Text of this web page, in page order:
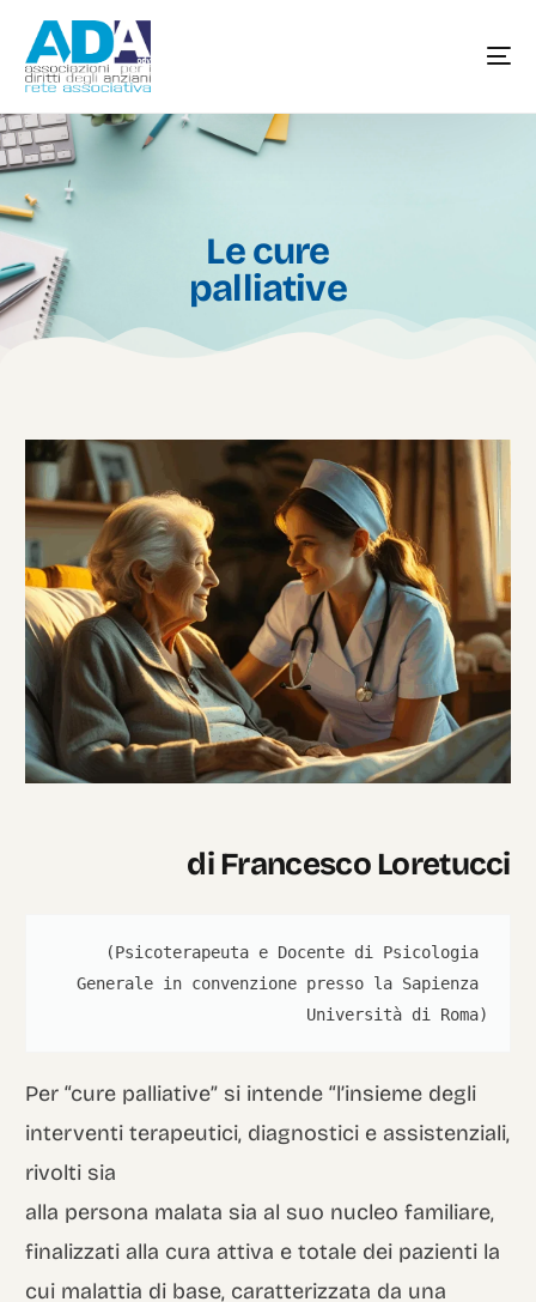
Le cure
palliative
di Francesco Loretucci
(Psicoterapeuta e Docente di Psicologia
Generale in convenzione presso la Sapienza
Università di Roma)
Per “cure palliative” si intende “l’insieme degli
interventi terapeutici, diagnostici e assistenziali,
rivolti sia
alla persona malata sia al suo nucleo familiare,
finalizzati alla cura attiva e totale dei pazienti la
cui malattia di base, caratterizzata da una
Italian